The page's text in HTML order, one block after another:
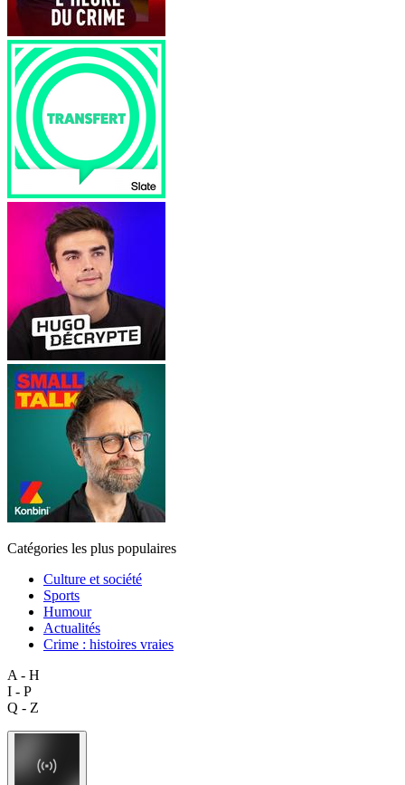
Catégories les plus populaires
Culture et société
Sports
Humour
Actualités
Crime : histoires vraies
A - H
I - P
Q - Z